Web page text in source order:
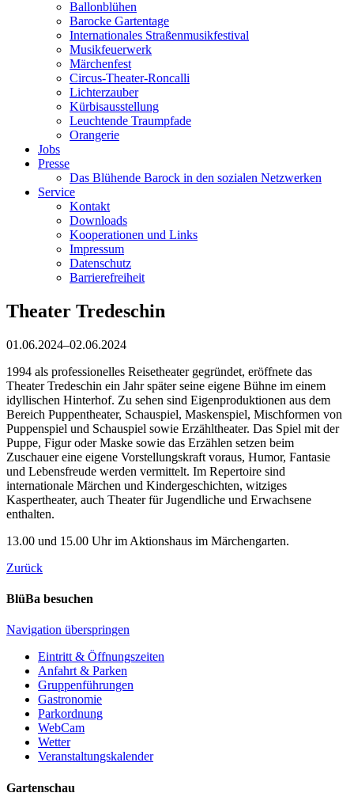
Ballonblühen
Barocke Gartentage
Internationales Straßenmusikfestival
Musikfeuerwerk
Märchenfest
Circus-Theater-Roncalli
Lichterzauber
Kürbisausstellung
Leuchtende Traumpfade
Orangerie
Jobs
Presse
Das Blühende Barock in den sozialen Netzwerken
Service
Kontakt
Downloads
Kooperationen und Links
Impressum
Datenschutz
Barrierefreiheit
Theater Tredeschin
01.06.2024–02.06.2024
1994 als professionelles Reisetheater gegründet, eröffnete das
Theater Tredeschin ein Jahr später seine eigene Bühne im einem
idyllischen Hinterhof. Zu sehen sind Eigenproduktionen aus dem
Bereich Puppentheater, Schauspiel, Maskenspiel, Mischformen von
Puppenspiel und Schauspiel sowie Erzähltheater. Das Spiel mit der
Puppe, Figur oder Maske sowie das Erzählen setzen beim
Zuschauer eine eigene Vorstellungskraft voraus, Humor, Fantasie
und Lebensfreude werden vermittelt. Im Repertoire sind
internationale Märchen und Kindergeschichten, witziges
Kaspertheater, auch Theater für Jugendliche und Erwachsene
enthalten.
13.00 und 15.00 Uhr im Aktionshaus im Märchengarten.
Zurück
BlüBa besuchen
Navigation überspringen
Eintritt & Öffnungszeiten
Anfahrt & Parken
Gruppenführungen
Gastronomie
Parkordnung
WebCam
Wetter
Veranstaltungskalender
Gartenschau